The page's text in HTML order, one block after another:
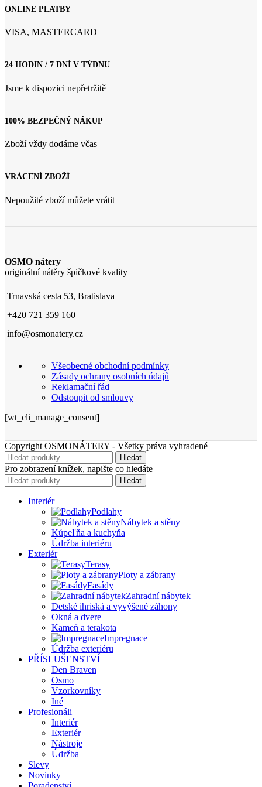
ONLINE PLATBY
VISA, MASTERCARD
24 HODIN / 7 DNÍ V TÝDNU
Jsme k dispozici nepřetržitě
100% BEZPEČNÝ NÁKUP
Zboží vždy dodáme včas
VRÁCENÍ ZBOŽÍ
Nepoužité zboží můžete vrátit
OSMO nátery
originální nátěry špičkové kvality
Trnavská cesta 53, Bratislava
+420 721 359 160
info@osmonatery.cz
Všeobecné obchodní podmínky
Zásady ochrany osobních údajů
Reklamační řád
Odstoupit od smlouvy
[wt_cli_manage_consent]
Copyright OSMONÁTERY - Všetky práva vyhradené
Hledat
Pro zobrazení knížek, napište co hledáte
Hledat
Interiér
Podlahy
Nábytek a stěny
Kúpeľňa a kuchyňa
Údržba interiéru
Exteriér
Terasy
Ploty a zábrany
Fasády
Zahradní nábytek
Detské ihriská a vyvýšené záhony
Okná a dvere
Kameň a terakota
Impregnace
Údržba exteriéru
PŘÍSLUŠENSTVÍ
Den Braven
Osmo
Vzorkovníky
Iné
Profesionáli
Interiér
Exteriér
Nástroje
Údržba
Slevy
Novinky